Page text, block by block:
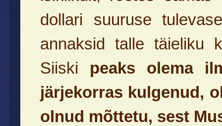
dollari suuruse
annaksid talle täieliku
Siiski peaks olema
järjekorras kulgenud,
olnud mõttetu, sest